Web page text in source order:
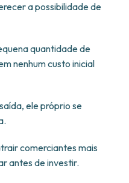
a possibilidade de
quantidade de
nenhum custo inicial
ele próprio se
comerciantes mais
antes de investir.